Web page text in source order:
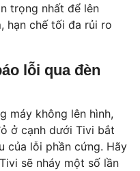
trọng nhất để lên
hạn chế tối đa rủi ro
lỗi qua đèn
máy không lên hình,
ở cạnh dưới Tivi bắt
của lỗi phần cứng. Hãy
sẽ nháy một số lần